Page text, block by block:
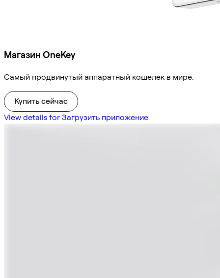
Магазин OneKey
Самый продвинутый аппаратный кошелек в мире.
Купить сейчас
View details for Загрузить приложение